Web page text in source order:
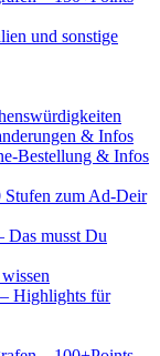
und sonstige
& Infos
Bestellung & Infos
Stufen zum Ad-Deir
Das musst Du
Highlights für